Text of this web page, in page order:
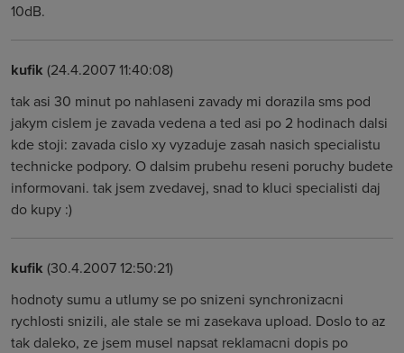
10dB.
kufik (24.4.2007 11:40:08)
tak asi 30 minut po nahlaseni zavady mi dorazila sms pod
jakym cislem je zavada vedena a ted asi po 2 hodinach dalsi
kde stoji: zavada cislo xy vyzaduje zasah nasich specialistu
technicke podpory. O dalsim prubehu reseni poruchy budete
informovani. tak jsem zvedavej, snad to kluci specialisti daj
do kupy :)
kufik (30.4.2007 12:50:21)
hodnoty sumu a utlumy se po snizeni synchronizacni
rychlosti snizili, ale stale se mi zasekava upload. Doslo to az
tak daleko, ze jsem musel napsat reklamacni dopis po